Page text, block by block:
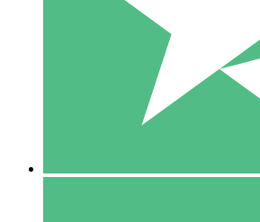
1 Téléchargement
10 00